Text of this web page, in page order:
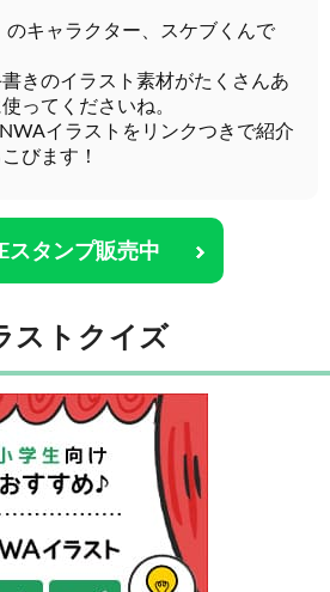
のキャラクター、スケブくんで
きのイラスト素材がたくさんあ
ってくださいね。
イラストをリンクつきで紹介
びます！
スタンプ販売中
ストクイズ